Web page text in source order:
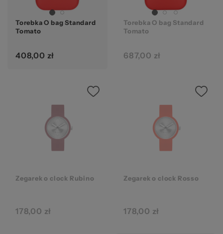
Torebka O bag Standard
Tomato
408,00 zł
Torebka O bag Standard
Tomato
687,00 zł
Zegarek o clock Rubino
178,00 zł
Zegarek o clock Rosso
178,00 zł